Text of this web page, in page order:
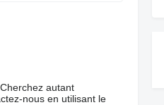
autant
nous en utilisant le